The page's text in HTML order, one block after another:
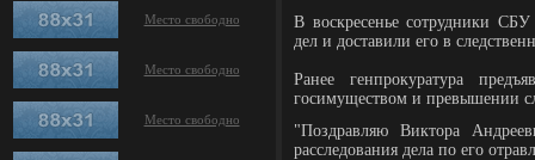
Место свободно
Место свободно
Место свободно
В воскресенье сотрудники
дел и доставили его в
Ранее генпрокуратура
госимуществом и превышении
"Поздравляю Виктора
расследования дела по его